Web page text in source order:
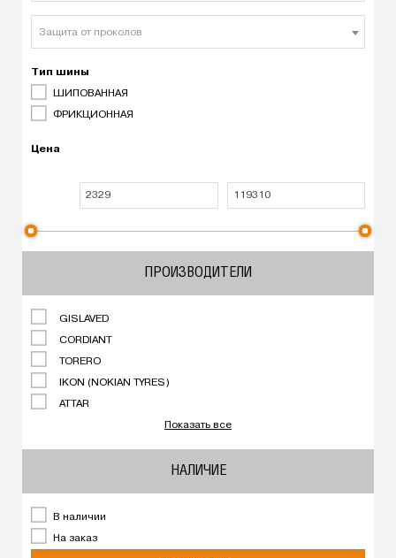
Защита от проколов
Тип шины
ШИПОВАННАЯ
ФРИКЦИОННАЯ
Цена
ПРОИЗВОДИТЕЛИ
GISLAVED
CORDIANT
TORERO
IKON (NOKIAN TYRES)
ATTAR
Показать все
НАЛИЧИЕ
В наличии
На заказ